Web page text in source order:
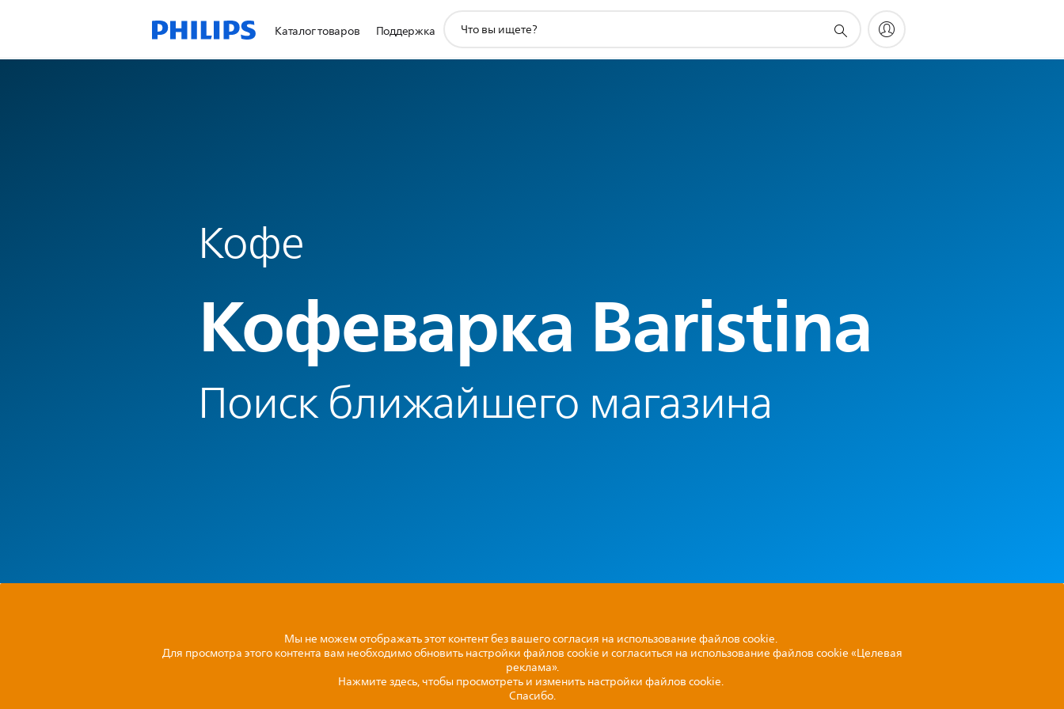
Каталог товаров Поддержка
поддержки
Кофе
Кофеварка Baristina
Поиск ближайшего магазина
Мы не можем отображать этот контент без вашего согласия на использование файлов cookie.
Для просмотра этого контента вам необходимо обновить настройки файлов cookie и согласиться на использование файлов cookie «Целевая
реклама».
Нажмите здесь, чтобы просмотреть и изменить настройки файлов cookie.
Спасибо.